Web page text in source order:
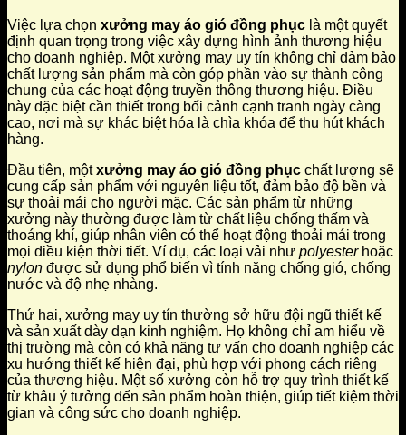
Việc lựa chọn xưởng may áo gió đồng phục là một quyết
định quan trọng trong việc xây dựng hình ảnh thương hiệu
cho doanh nghiệp. Một xưởng may uy tín không chỉ đảm bảo
chất lượng sản phẩm mà còn góp phần vào sự thành công
chung của các hoạt động truyền thông thương hiệu. Điều
này đặc biệt cần thiết trong bối cảnh cạnh tranh ngày càng
cao, nơi mà sự khác biệt hóa là chìa khóa để thu hút khách
hàng.
Đầu tiên, mộtxưởng may áo gió đồng phục chất lượng sẽ
cung cấp sản phẩm với nguyên liệu tốt, đảm bảo độ bền và
sự thoải mái cho người mặc. Các sản phẩm từ những
xưởng này thường được làm từ chất liệu chống thấm và
thoáng khí, giúp nhân viên có thể hoạt động thoải mái trong
mọi điều kiện thời tiết. Ví dụ, các loại vải như polyesterhoặc
nylon được sử dụng phổ biến vì tính năng chống gió, chống
nước và độ nhẹ nhàng.
Thứ hai, xưởng may uy tín thường sở hữu đội ngũ thiết kế
và sản xuất dày dạn kinh nghiệm. Họ không chỉ am hiểu về
thị trường mà còn có khả năng tư vấn cho doanh nghiệp các
xu hướng thiết kế hiện đại, phù hợp với phong cách riêng
của thương hiệu. Một số xưởng còn hỗ trợ quy trình thiết kế
từ khâu ý tưởng đến sản phẩm hoàn thiện, giúp tiết kiệm thời
gian và công sức cho doanh nghiệp.